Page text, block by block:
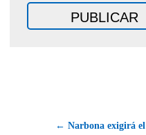
← Narbona exigirá el